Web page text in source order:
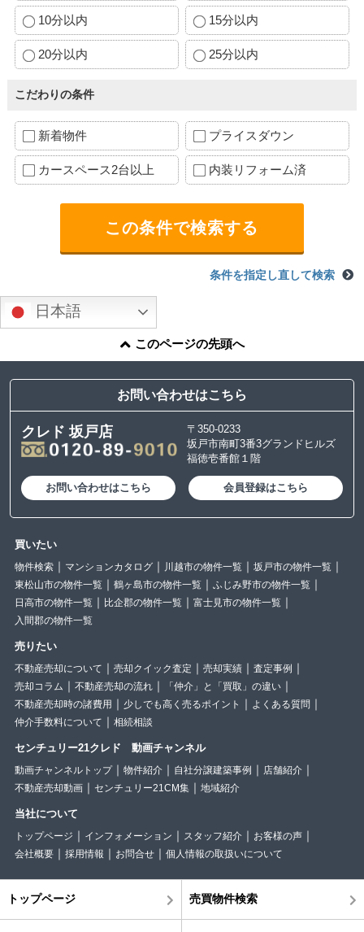
10分以内 15分以内
20分以内 25分以内
こだわりの条件
新着物件 プライスダウン
カースペース2台以上 内装リフォーム済
条件を指定し直して検索
日本語
このページの先頭へ
お問い合わせはこちら
クレド 坂戸店
〒350-0233
坂戸市南町3番3グランドヒルズ
福徳壱番館１階
お問い合わせはこちら 会員登録はこちら
買いたい
物件検索 マンションカタログ 川越市の物件一覧
坂戸市の物件一覧
東松山市の物件一覧
鶴ヶ島市の物件一覧
ふじみ野市の物件一覧
日高市の物件一覧
比企郡の物件一覧
富士見市の物件一覧
入間郡の物件一覧
売りたい
不動産売却について 売却クイック査定 売却実績
査定事例
売却コラム
不動産売却の流れ
「仲介」と「買取」の違い
不動産売却時の諸費用
少しでも高く売るポイント
よくある質問
仲介手数料について
相続相談
センチュリー21クレド 動画チャンネル
動画チャンネルトップ 物件紹介 自社分譲建築事例
店舗紹介
不動産売却動画
センチュリー21CM集 地域紹介
当社について
トップページ インフォメーション スタッフ紹介
お客様の声
会社概要
採用情報 お問合せ 個人情報の取扱いについて
トップページ 売買物件検索